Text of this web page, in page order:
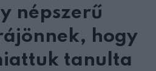
népszerű
hogy
tanulta